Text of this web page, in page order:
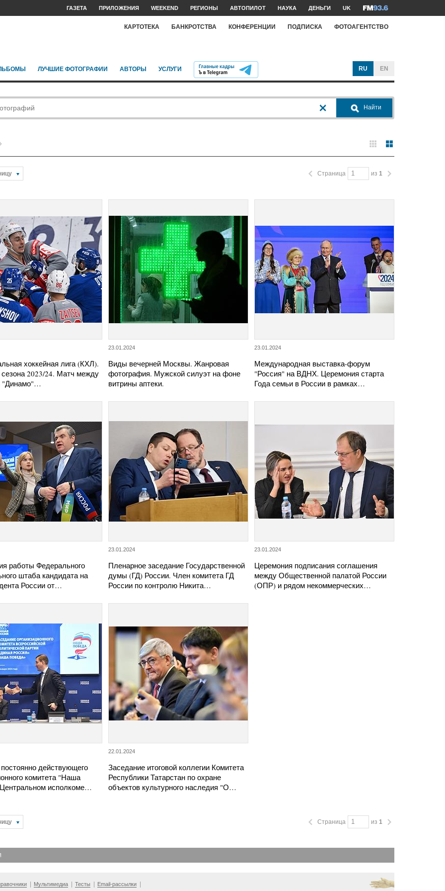
ГАЗЕТА ПРИЛОЖЕНИЯ WEEKEND РЕГИОНЫ АВТОПИЛОТ НАУКА ДЕНЬГИ UK
КАРТОТЕКА БАНКРОТСТВА КОНФЕРЕНЦИИ ПОДПИСКА ФОТОАГЕНТСТВО
ЛУЧШИЕ ФОТОГРАФИИ АВТОРЫ УСЛУГИ RU EN
Найти
Страница из 1
хоккейная лига (КХЛ).
2023/24. Матч между
"Динамо"…
23.01.2024
Виды вечерней Москвы. Жанровая
фотография. Мужской силуэт на фоне
витрины аптеки.
23.01.2024
Международная выставка-форум
"Россия" на ВДНХ. Церемония старта
Года семьи в России в рамках…
работы Федерального
штаба кандидата на
России от…
23.01.2024
Пленарное заседание Государственной
думы (ГД) России. Член комитета ГД
России по контролю Никита…
23.01.2024
Церемония подписания соглашения
между Общественной палатой России
(ОПР) и рядом некоммерческих…
действующего
комитета "Наша
исполкоме…
22.01.2024
Заседание итоговой коллегии Комитета
Республики Татарстан по охране
объектов культурного наследия "О…
Страница из 1
Мультимедиа Тесты
Email-рассылки